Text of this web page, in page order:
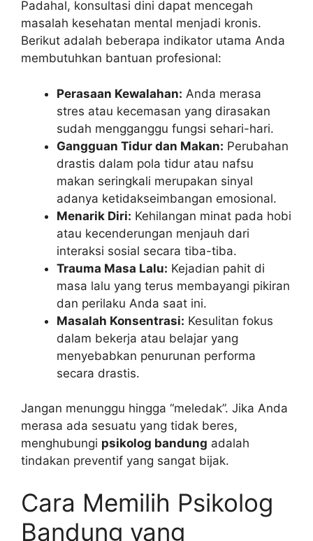
Padahal, konsultasi dini dapat mencegah
masalah kesehatan mental menjadi kronis.
Berikut adalah beberapa indikator utama Anda
membutuhkan bantuan profesional:
Perasaan Kewalahan: Anda merasa
stres atau kecemasan yang dirasakan
sudah mengganggu fungsi sehari-hari.
Gangguan Tidur dan Makan: Perubahan
drastis dalam pola tidur atau nafsu
makan seringkali merupakan sinyal
adanya ketidakseimbangan emosional.
Menarik Diri: Kehilangan minat pada hobi
atau kecenderungan menjauh dari
interaksi sosial secara tiba-tiba.
Trauma Masa Lalu: Kejadian pahit di
masa lalu yang terus membayangi pikiran
dan perilaku Anda saat ini.
Masalah Konsentrasi: Kesulitan fokus
dalam bekerja atau belajar yang
menyebabkan penurunan performa
secara drastis.
Jangan menunggu hingga “meledak”. Jika Anda
merasa ada sesuatu yang tidak beres,
menghubungi psikolog bandung adalah
tindakan preventif yang sangat bijak.
Cara Memilih Psikolog
Bandung yang